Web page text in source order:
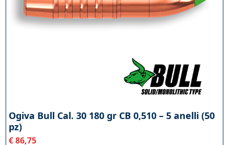
Ogiva Bull Cal. 30 180 gr CB 0,510 – 5 anelli (50
pz)
€86,75